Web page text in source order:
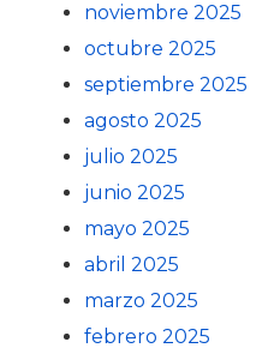
noviembre 2025
octubre 2025
septiembre 2025
agosto 2025
julio 2025
junio 2025
mayo 2025
abril 2025
marzo 2025
febrero 2025